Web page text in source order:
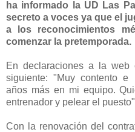
ha informado la UD Las
secreto a voces ya que el
a los reconocimientos
comenzar la pretemporada.
En declaraciones a la
siguiente: "Muy contento e
años más en mi equipo.
entrenador y pelear el
Con la renovación del